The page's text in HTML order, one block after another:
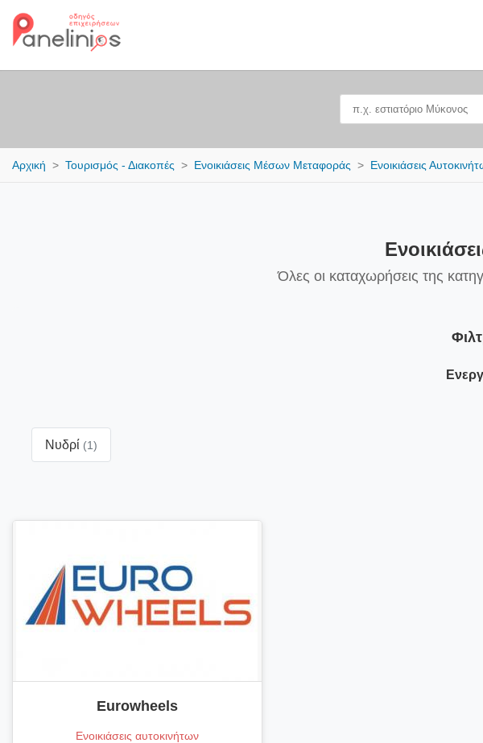
Αρχική Τουρισμός - Διακοπές Ενοικιάσεις Μέσων Μεταφοράς Ενοικιάσεις
Όλες οι καταχωρήσεις της
Νυδρί (1)
Eurowheels
Ενοικιάσεις αυτοκινήτων